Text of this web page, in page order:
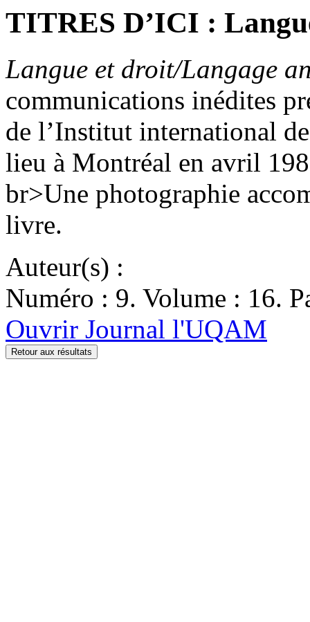
TITRES D’ICI :
Langue et droit/Langage
communications inédites
de l’Institut international
lieu à Montréal en avril
br>Une photographie
livre.
Auteur(s) :
Numéro : 9. Volume : 16.
Ouvrir Journal l'UQAM
Retour aux résultats